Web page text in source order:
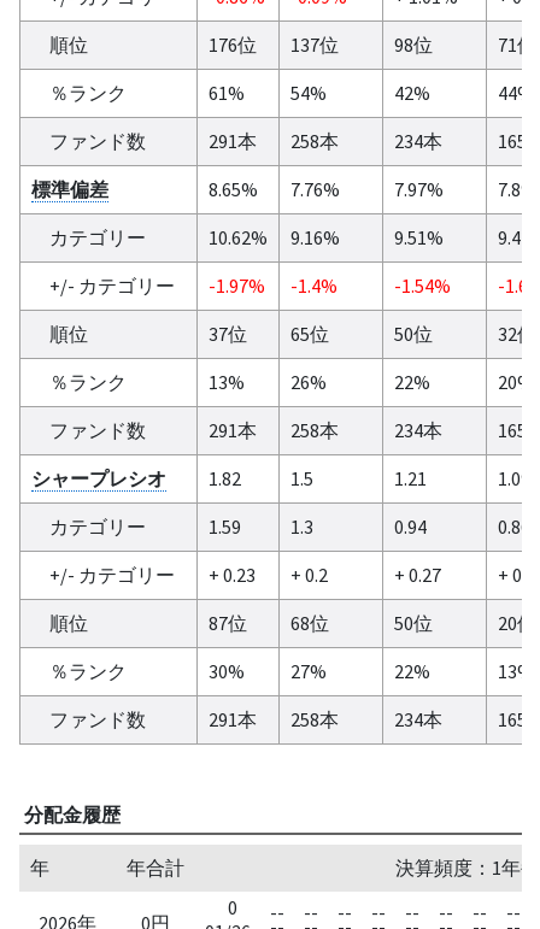
順位
176位 137位 98位
71位
％ランク
61% 54% 42%
44%
ファンド数
291本 258本 234本
165
標準偏差
8.65% 7.76% 7.97%
7.8%
カテゴリー
10.62% 9.16% 9.51%
+/- カテゴリー
-1.97% -1.4% -1.54%
-
順位
37位 65位 50位
32位
％ランク
13% 26% 22%
20%
ファンド数
291本 258本 234本
165
シャープレシオ
1.82 1.5 1.21
1.09
カテゴリー
1.59 1.3 0.94
0.86
+/- カテゴリー
+ 0.23 + 0.2 + 0.27
+
順位
87位 68位 50位
20位
％ランク
30% 27% 22%
13%
ファンド数
291本 258本 234本 165
分配金履歴
年 年合計 決算頻度：1年
2026年 0円
0
-- -- -- -- -- -- -- --